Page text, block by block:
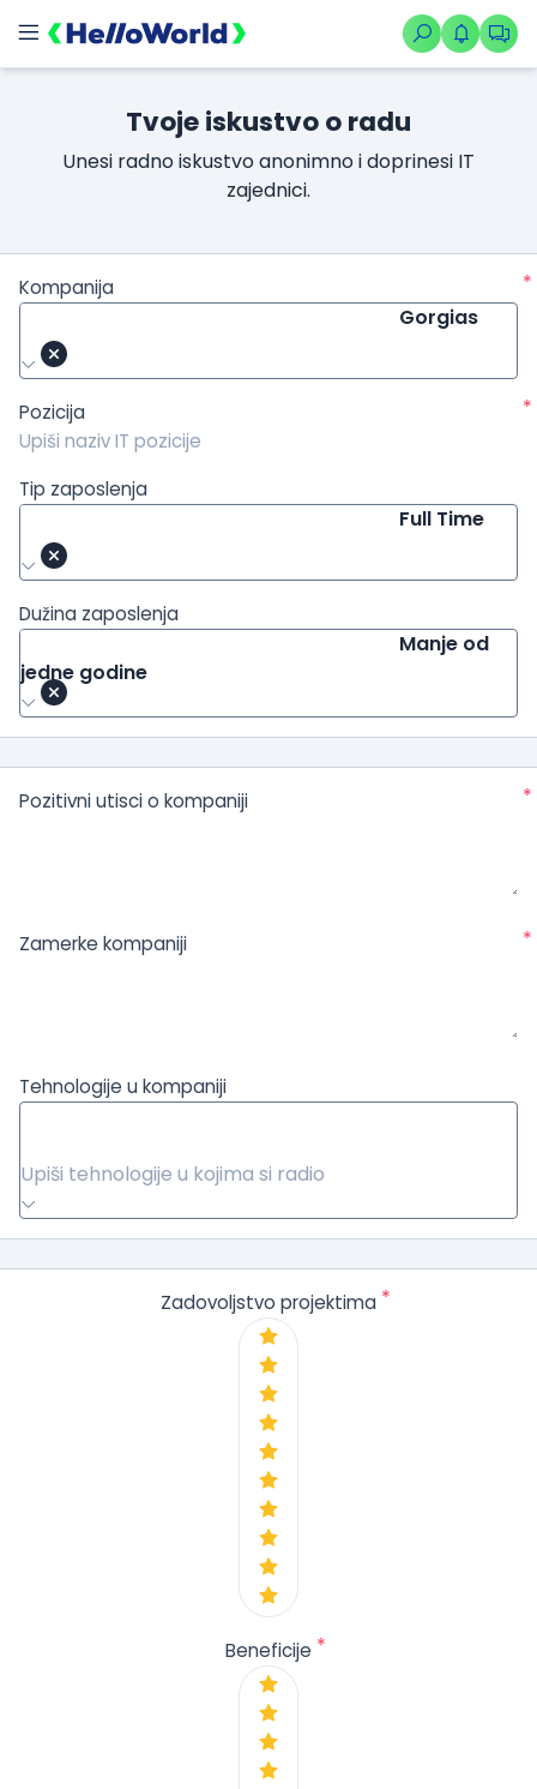
Tvoje iskustvo o radu
Unesi radno iskustvo anonimno i doprinesi IT
zajednici.
Kompanija
*
Gorgias
Pozicija *
Tip zaposlenja
Full Time
Dužina zaposlenja
Manje od
jedne godine
Pozitivni utisci o kompaniji *
Zamerke kompaniji *
Tehnologije u kompaniji
Upiši tehnologije u kojima si radio
Zadovoljstvo projektima *
Beneficije *
/kompanije/iskustvo/